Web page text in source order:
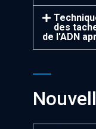
des
de l'ADN